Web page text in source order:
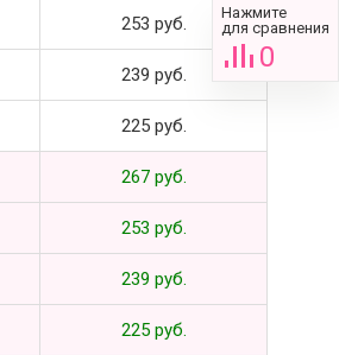
253 руб.
239 руб.
225 руб.
267 руб.
253 руб.
239 руб.
225 руб.
Нажмите
для сравнения
0